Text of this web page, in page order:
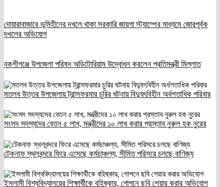
দোয়ারাবাজারে ভূমিহীনের দখলে থাকা সরকারি জায়গা স্ট্যাম্পের মাধ্যমে জোরপূর্বক
দখলের অভিযোগ
বকশীগঞ্জে উপজেলা পরিষদ অডিটোরিয়াম উদ্বোধন করলেন প্রতিমন্ত্রী মিল্লাত
মতলব উত্তর উপজেলায় ট্রান্সফরমার চুরির ঘটনায় বিদ্যুৎবিহীন অর্ধশতাধিক পরিবার
সংসদ সদস্যদের বেতন ৫ লাখ, মন্ত্রীদের ১০ লাখ করার প্রস্তাব নুরুল হক নুরের
টেকনাফ স্থলবন্দরে ফিরে এসেছে কর্মচাঞ্চল্য, সীমিত পরিসরে চলছে বাণিজ্য
ইসলামী বিশ্ববিদ্যালয়ের শিক্ষার্থীকে বহিষ্কার, গোপনে ছবি শেয়ার করার অভিযোগ